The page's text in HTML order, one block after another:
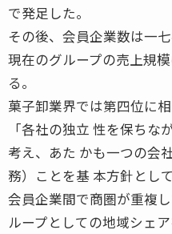
で発足した。
その後、会員企業数は一七
現在のグループの売上規
る。
菓子卸業界では第四位に相
「各社の独立 性を保ちな
考え、あた かも一つの会
務）ことを基 本方針として
会員企業間で商圏が重複
ループとしての地域シェ